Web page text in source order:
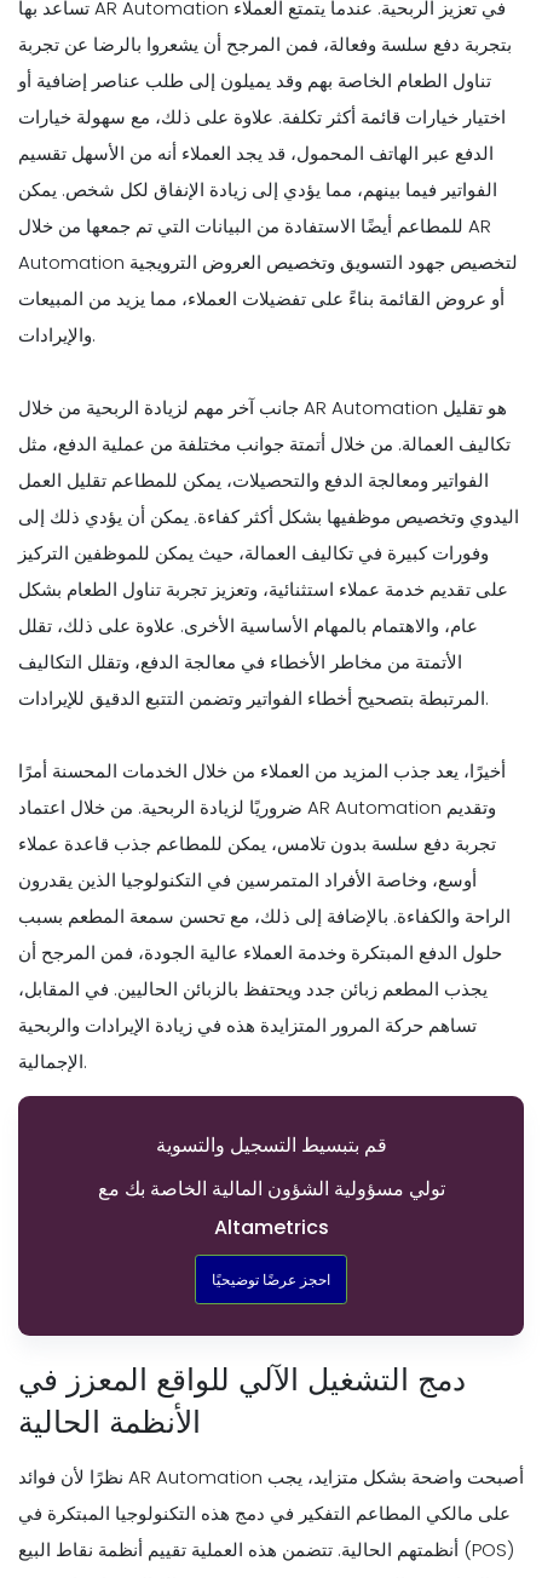
تساعد بها AR Automation في تعزيز الربحية. عندما يتمتع العملاء
بتجربة دفع سلسة وفعالة، فمن المرجح أن يشعروا بالرضا عن تجربة
تناول الطعام الخاصة بهم وقد يميلون إلى طلب عناصر إضافية أو
اختيار خيارات قائمة أكثر تكلفة. علاوة على ذلك، مع سهولة خيارات
الدفع عبر الهاتف المحمول، قد يجد العملاء أنه من الأسهل تقسيم
الفواتير فيما بينهم، مما يؤدي إلى زيادة الإنفاق لكل شخص. يمكن
للمطاعم أيضًا الاستفادة من البيانات التي تم جمعها من خلال AR
Automation لتخصيص جهود التسويق وتخصيص العروض الترويجية
أو عروض القائمة بناءً على تفضيلات العملاء، مما يزيد من المبيعات
والإيرادات.
جانب آخر مهم لزيادة الربحية من خلال AR Automation هو تقليل
تكاليف العمالة. من خلال أتمتة جوانب مختلفة من عملية الدفع، مثل
الفواتير ومعالجة الدفع والتحصيلات، يمكن للمطاعم تقليل العمل
اليدوي وتخصيص موظفيها بشكل أكثر كفاءة. يمكن أن يؤدي ذلك إلى
وفورات كبيرة في تكاليف العمالة، حيث يمكن للموظفين التركيز
على تقديم خدمة عملاء استثنائية، وتعزيز تجربة تناول الطعام بشكل
عام، والاهتمام بالمهام الأساسية الأخرى. علاوة على ذلك، تقلل
الأتمتة من مخاطر الأخطاء في معالجة الدفع، وتقلل التكاليف
المرتبطة بتصحيح أخطاء الفواتير وتضمن التتبع الدقيق للإيرادات.
أخيرًا، يعد جذب المزيد من العملاء من خلال الخدمات المحسنة أمرًا
ضروريًا لزيادة الربحية. من خلال اعتماد AR Automation وتقديم
تجربة دفع سلسة بدون تلامس، يمكن للمطاعم جذب قاعدة عملاء
أوسع، وخاصة الأفراد المتمرسين في التكنولوجيا الذين يقدرون
الراحة والكفاءة. بالإضافة إلى ذلك، مع تحسن سمعة المطعم بسبب
حلول الدفع المبتكرة وخدمة العملاء عالية الجودة، فمن المرجح أن
يجذب المطعم زبائن جدد ويحتفظ بالزبائن الحاليين. في المقابل،
تساهم حركة المرور المتزايدة هذه في زيادة الإيرادات والربحية
الإجمالية.
قم بتبسيط التسجيل والتسوية
تولي مسؤولية الشؤون المالية الخاصة بك مع
Altametrics
احجز عرضًا توضيحيًا
دمج التشغيل الآلي للواقع المعزز في
الأنظمة الحالية
نظرًا لأن فوائد AR Automation أصبحت واضحة بشكل متزايد، يجب
على مالكي المطاعم التفكير في دمج هذه التكنولوجيا المبتكرة في
أنظمتهم الحالية. تتضمن هذه العملية تقييم أنظمة نقاط البيع (POS)